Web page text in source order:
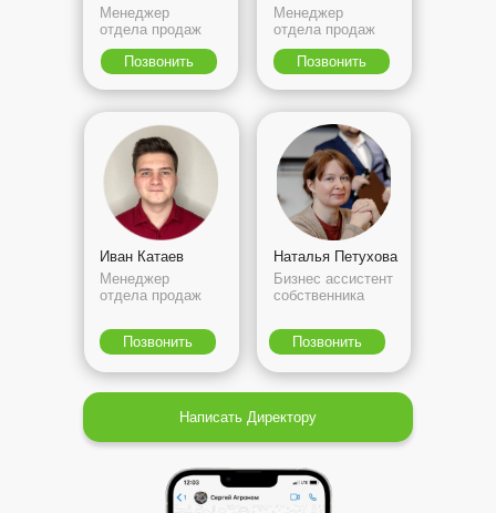
Иван Катаев
Менеджер
отдела продаж
Позвонить
Менеджер
отдела продаж
Позвонить
Написать Директору
Наталья Петухова
Бизнес ассистент
собственника
Позвонить
Менеджер
отдела продаж
Позвонить